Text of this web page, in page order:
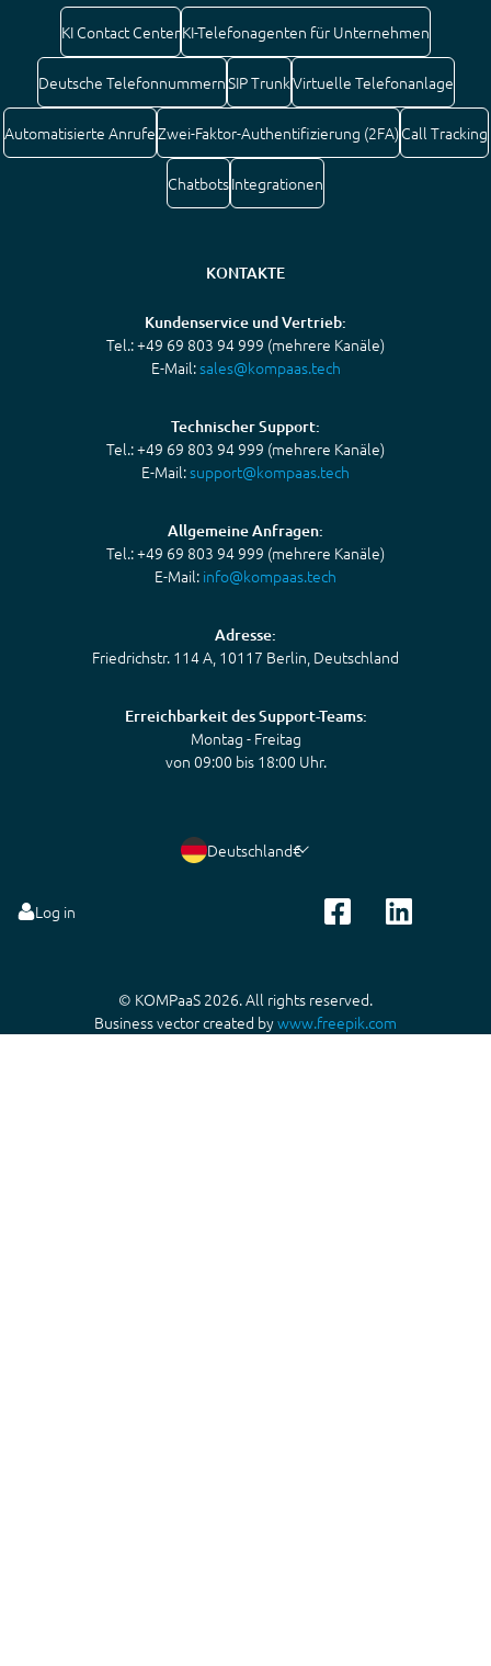
KI Contact CenterKI-Telefonagenten für Unternehmen
Deutsche TelefonnummernSIP TrunkVirtuelle Telefonanlage
Automatisierte AnrufeZwei-Faktor-Authentifizierung (2FA)Call Tracking
ChatbotsIntegrationen
KONTAKTE
Kundenservice und Vertrieb:
Tel.: +49 69 803 94 999 (mehrere Kanäle)
E-Mail:sales@kompaas.tech
Technischer Support:
Tel.: +49 69 803 94 999 (mehrere Kanäle)
E-Mail:support@kompaas.tech
Allgemeine Anfragen:
Tel.: +49 69 803 94 999 (mehrere Kanäle)
E-Mail: info@kompaas.tech
Adresse:
Friedrichstr. 114 A, 10117 Berlin, Deutschland
Erreichbarkeit des Support-Teams:
Montag - Freitag
von 09:00 bis 18:00 Uhr.
Deutschland€
Log in
© KOMPaaS 2026. All rights reserved.
Business vector created bywww.freepik.com